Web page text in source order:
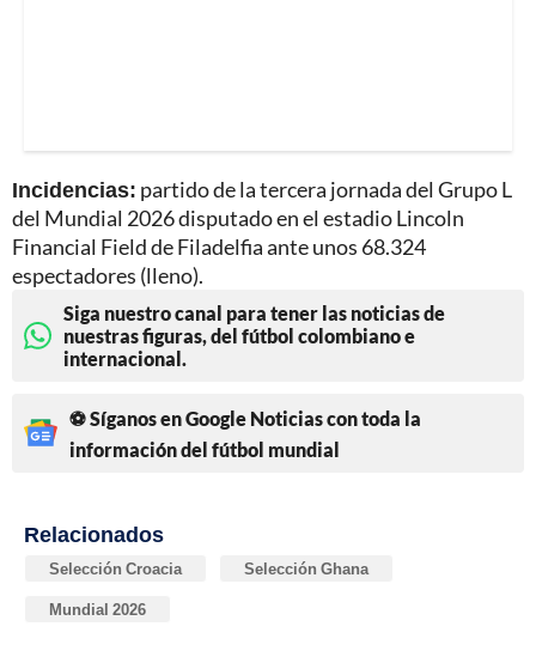
Incidencias: partido de la tercera jornada del Grupo L
del Mundial 2026 disputado en el estadio Lincoln
Financial Field de Filadelfia ante unos 68.324
espectadores (lleno).
Siga nuestro canal para tener las noticias de
nuestras figuras, del fútbol colombiano e
internacional.
⚽ Síganos en Google Noticias con toda la
información del fútbol mundial
Relacionados
Selección Croacia Selección Ghana
Mundial 2026